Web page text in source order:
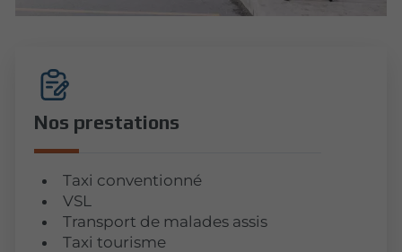
Nos prestations
Taxi conventionné
VSL
Transport de malades assis
Taxi tourisme